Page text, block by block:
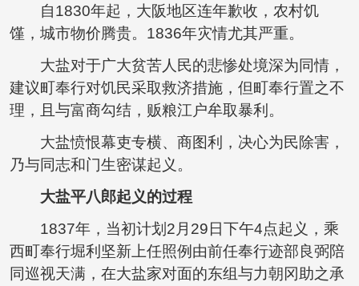
自1830年起，大阪地区连年歉收，农村饥
馑，城市物价腾贵。1836年灾情尤其严重。
大盐对于广大贫苦人民的悲惨处境深为同情，
建议町奉行对饥民采取救济措施，但町奉行置之不
理，且与富商勾结，贩粮江户牟取暴利。
大盐愤恨幕吏专横、商图利，决心为民除害，
乃与同志和门生密谋起义。
大盐平八郎起义的过程
1837年，当初计划2月29日下午4点起义，乘
西町奉行堀利坚新上任照例由前任奉行迹部良弼陪
同巡视天满，在大盐家对面的东组与力朝冈助之承